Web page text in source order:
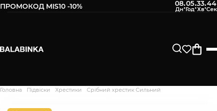
ПРОМОКОД MIS10 -10% 08:05:33:43
Головна Підвіски Хрестики Срібний хрестик Сильний
Дякуємо. Ваш відгук
відправлено СМС про наявність в нашому магазині